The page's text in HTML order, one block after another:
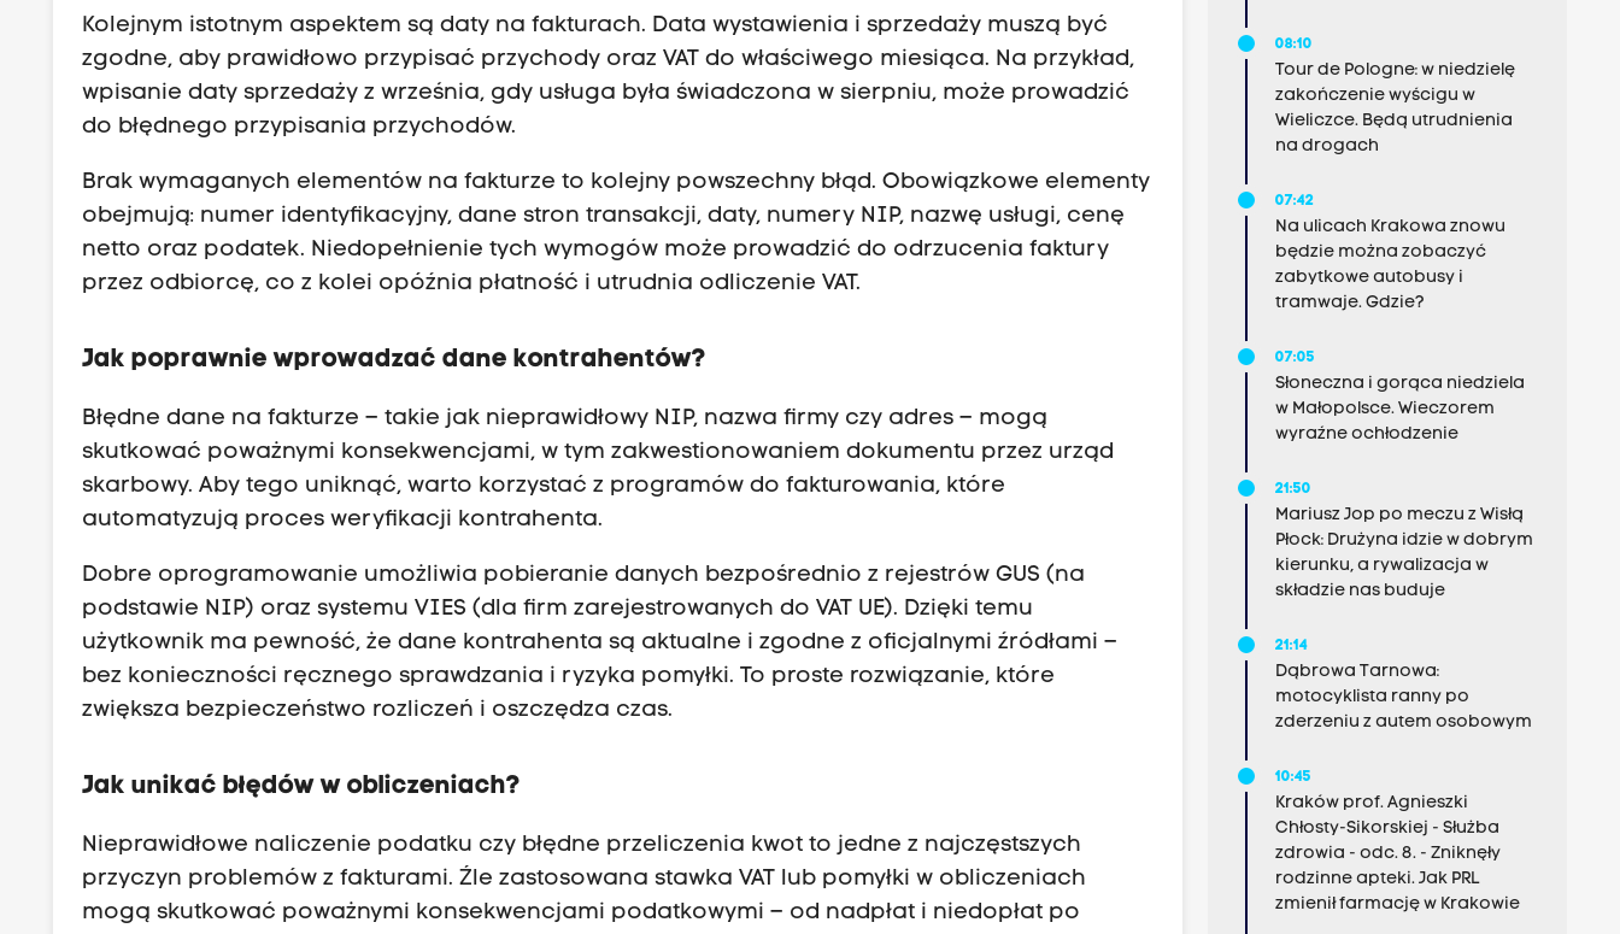
Kolejnym istotnym aspektem są daty na fakturach. Data wystawienia i sprzedaży muszą być
zgodne, aby prawidłowo przypisać przychody oraz VAT do właściwego miesiąca. Na przykład,
wpisanie daty sprzedaży z września, gdy usługa była świadczona w sierpniu, może prowadzić
do błędnego przypisania przychodów.
Brak wymaganych elementów na fakturze to kolejny powszechny błąd. Obowiązkowe elementy
obejmują: numer identyfikacyjny, dane stron transakcji, daty, numery NIP, nazwę usługi, cenę
netto oraz podatek. Niedopełnienie tych wymogów może prowadzić do odrzucenia faktury
przez odbiorcę, co z kolei opóźnia płatność i utrudnia odliczenie VAT.
Jak poprawnie wprowadzać dane kontrahentów?
Błędne dane na fakturze – takie jak nieprawidłowy NIP, nazwa firmy czy adres – mogą
skutkować poważnymi konsekwencjami, w tym zakwestionowaniem dokumentu przez urząd
skarbowy. Aby tego uniknąć, warto korzystać z programów do fakturowania, które
automatyzują proces weryfikacji kontrahenta.
Dobre oprogramowanie umożliwia pobieranie danych bezpośrednio z rejestrów GUS (na
podstawie NIP) oraz systemu VIES (dla firm zarejestrowanych do VAT UE). Dzięki temu
użytkownik ma pewność, że dane kontrahenta są aktualne i zgodne z oficjalnymi źródłami –
bez konieczności ręcznego sprawdzania i ryzyka pomyłki. To proste rozwiązanie, które
zwiększa bezpieczeństwo rozliczeń i oszczędza czas.
Jak unikać błędów w obliczeniach?
Nieprawidłowe naliczenie podatku czy błędne przeliczenia kwot to jedne z najczęstszych
przyczyn problemów z fakturami. Źle zastosowana stawka VAT lub pomyłki w obliczeniach
mogą skutkować poważnymi konsekwencjami podatkowymi – od nadpłat i niedopłat po
08:10
Tour de Pologne: w niedzielę
zakończenie wyścigu w
Wieliczce. Będą utrudnienia
na drogach
07:42
Na ulicach Krakowa znowu
będzie można zobaczyć
zabytkowe autobusy i
tramwaje. Gdzie?
07:05
Słoneczna i gorąca niedziela
w Małopolsce. Wieczorem
wyraźne ochłodzenie
21:50
Mariusz Jop po meczu z Wisłą
Płock: Drużyna idzie w dobrym
kierunku, a rywalizacja w
składzie nas buduje
21:14
Dąbrowa Tarnowa:
motocyklista ranny po
zderzeniu z autem osobowym
10:45
Kraków prof. Agnieszki
Chłosty-Sikorskiej - Służba
zdrowia - odc. 8. - Zniknęły
rodzinne apteki. Jak PRL
zmienił farmację w Krakowie